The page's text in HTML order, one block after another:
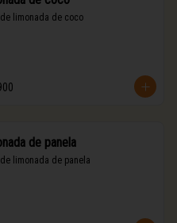
limonada de coco
de panela
limonada de panela